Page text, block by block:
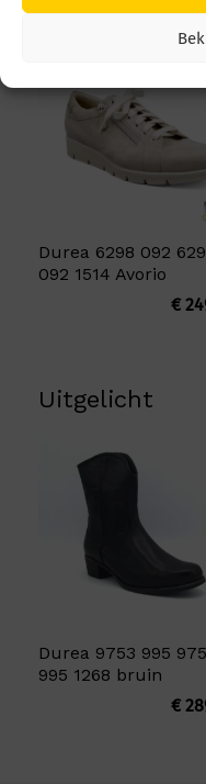
Durea 6298 092
092 1514 Avorio
€
Uitgelicht
Durea 9753 995
995 1268 bruin
€